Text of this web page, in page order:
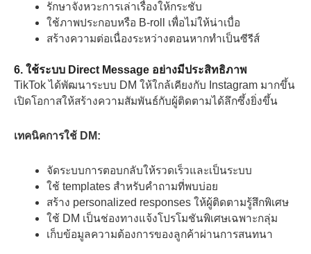
รักษาจังหวะการเล่าเรื่องให้กระชับ
ใช้ภาพประกอบหรือ B-roll เพื่อไม่ให้น่าเบื่อ
สร้างความต่อเนื่องระหว่างตอนหากทำเป็นซีรีส์
6. ใช้ระบบ Direct Message อย่างมีประสิทธิภาพ
TikTok ได้พัฒนาระบบ DM ให้ใกล้เคียงกับ Instagram มากขึ้น
เปิดโอกาสให้สร้างความสัมพันธ์กับผู้ติดตามได้ลึกซึ้งยิ่งขึ้น
เทคนิคการใช้ DM:
จัดระบบการตอบกลับให้รวดเร็วและเป็นระบบ
ใช้ templates สำหรับคำถามที่พบบ่อย
สร้าง personalized responses ให้ผู้ติดตามรู้สึกพิเศษ
ใช้ DM เป็นช่องทางแจ้งโปรโมชันพิเศษเฉพาะกลุ่ม
เก็บข้อมูลความต้องการของลูกค้าผ่านการสนทนา